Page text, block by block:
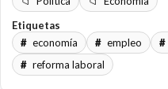
Etiquetas
economía
empleo
reforma laboral